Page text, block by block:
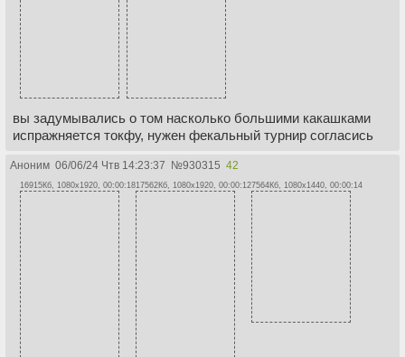
вы задумывались о том насколько большими какашками
испражняется токфу, нужен фекальный турнир согласись
Аноним 06/06/24 Чтв 14:23:37 №930315 42
16915Кб, 1080x1920, 00:00:1817562Кб, 1080x1920, 00:00:127564Кб, 1080x1440, 00:00:14